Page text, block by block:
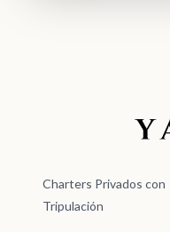
Charters Privados con
Tripulación